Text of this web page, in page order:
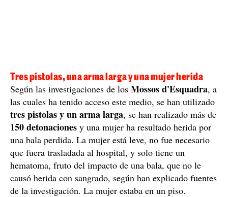
Tres pistolas, una arma larga y una mujer herida
Según las investigaciones de los Mossos d'Esquadra, a
las cuales ha tenido acceso este medio, se han utilizado
tres pistolas y un arma larga, se han realizado más de
150 detonaciones y una mujer ha resultado herida por
una bala perdida. La mujer está leve, no fue necesario
que fuera trasladada al hospital, y solo tiene un
hematoma, fruto del impacto de una bala, que no le
causó herida con sangrado, según han explicado fuentes
de la investigación. La mujer estaba en un piso.